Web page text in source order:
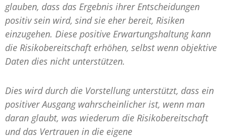
glauben, dass das Ergebnis ihrer Entscheidungen
positiv sein wird, sind sie eher bereit, Risiken
einzugehen. Diese positive Erwartungshaltung kann
die Risikobereitschaft erhöhen, selbst wenn objektive
Daten dies nicht unterstützen.
Dies wird durch die Vorstellung unterstützt, dass ein
positiver Ausgang wahrscheinlicher ist, wenn man
daran glaubt, was wiederum die Risikobereitschaft
und das Vertrauen in die eigene